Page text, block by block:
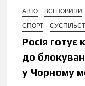
АВТО ВСІ НОВИНИ
СПОРТ
Росія готує
до
у Чорному